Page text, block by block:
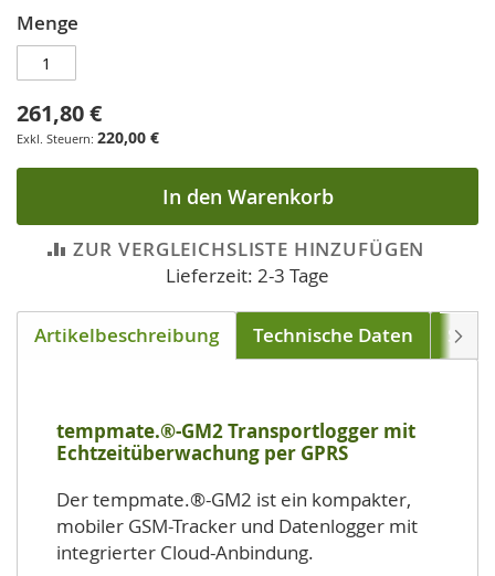
Menge
261,80 €
220,00 €
In den Warenkorb
ZUR VERGLEICHSLISTE HINZUFÜGEN
Lieferzeit: 2-3 Tage
Artikelbeschreibung Technische Daten
tempmate.®-GM2 Transportlogger mit
Echtzeitüberwachung per GPRS
Der tempmate.®-GM2 ist ein kompakter,
mobiler GSM-Tracker und Datenlogger mit
integrierter Cloud-Anbindung.